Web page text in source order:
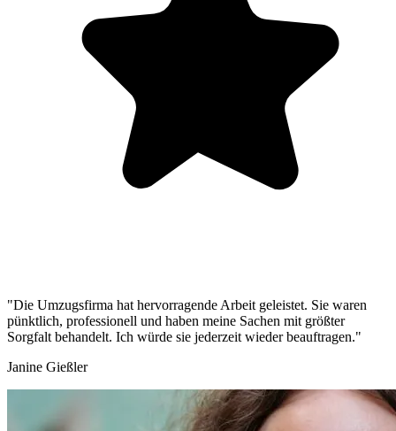
"Die Umzugsfirma hat hervorragende Arbeit geleistet. Sie waren
pünktlich, professionell und haben meine Sachen mit größter
Sorgfalt behandelt. Ich würde sie jederzeit wieder beauftragen."
Janine Gießler